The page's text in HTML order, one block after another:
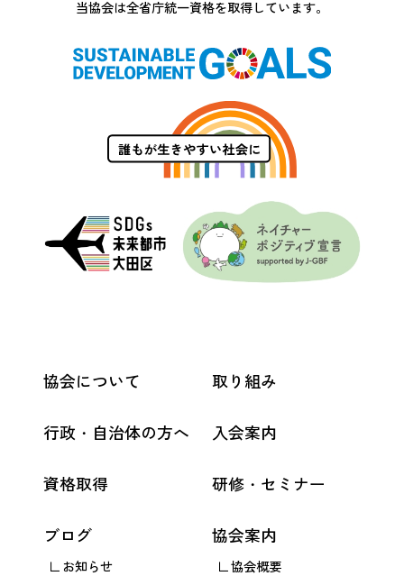
当協会は全省庁統一資格を取得しています。
協会について
行政・自治体の方へ
資格取得
ブログ
お知らせ
取り組み
入会案内
研修・セミナー
協会案内
協会概要